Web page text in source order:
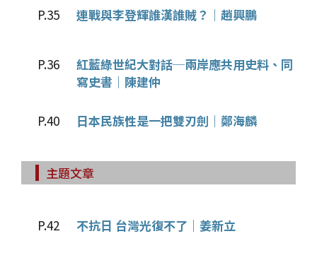
P.35 連戰與李登輝誰漢誰賊？｜趙興鵬
P.36
紅藍綠世紀大對話─兩岸應共用史料、同
寫史書｜陳建仲
P.40 日本民族性是一把雙刃劍｜鄭海麟
主題文章
P.42 不抗日 台灣光復不了｜姜新立